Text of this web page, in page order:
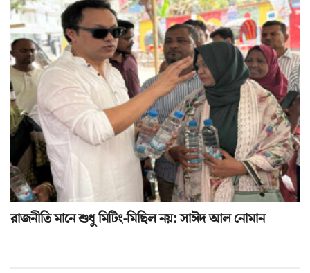
রাজনীতি মানে শুধু মিটিং-মিছিল নয়: সাঈদ আল নোমান